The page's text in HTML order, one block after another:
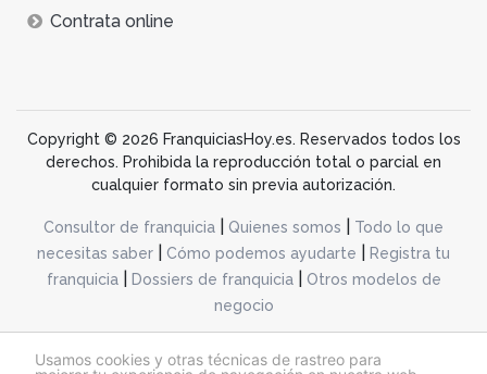
Usamos cookies y otras técnicas de rastreo para
Contrata online
Copyright © 2026 FranquiciasHoy.es. Reservados todos los
derechos. Prohibida la reproducción total o parcial en
cualquier formato sin previa autorización.
Consultor de franquicia Quienes somos
Todo lo que
necesitas saber
Cómo podemos ayudarte
Registra tu
franquicia| Dossiers de franquicia|
Otros modelos de
negocio